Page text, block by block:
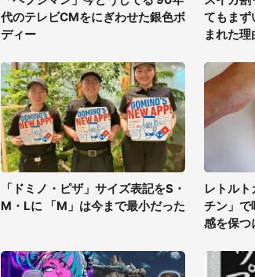
代のテレビCMをにぎわせた銀色ボ
ディー
てもまず
まれた理
「ドミノ・ピザ」サイズ表記をS・
M・Lに 「M」は今まで最小だった
レトル
チン」で
感を保つ